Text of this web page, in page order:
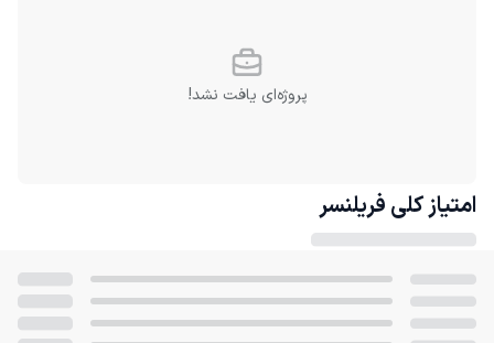
پروژه‌ای یافت نشد!
امتیاز کلی فریلنسر